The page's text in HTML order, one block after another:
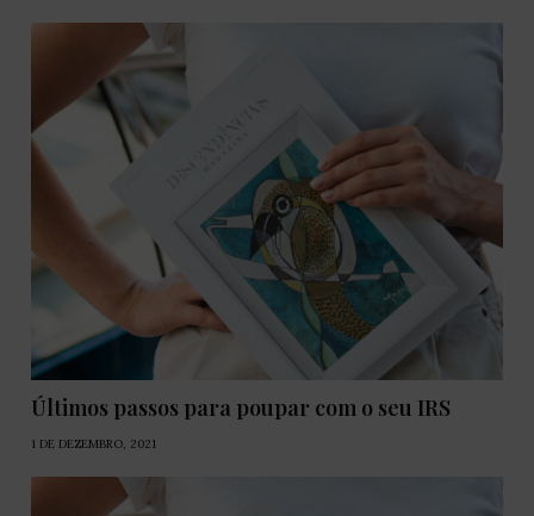
Últimos passos para poupar com o seu IRS
1 DE DEZEMBRO, 2021